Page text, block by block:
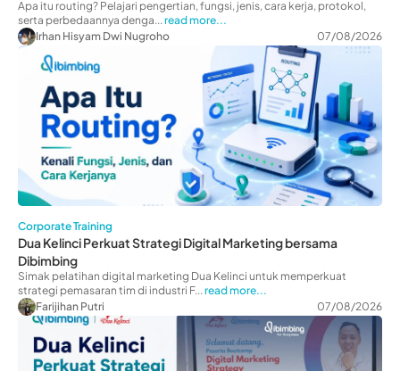
Apa itu routing? Pelajari pengertian, fungsi, jenis, cara kerja, protokol,
serta perbedaannya denga... read more...
Irhan Hisyam Dwi Nugroho
07/08/2026
Corporate Training
Dua Kelinci Perkuat Strategi Digital Marketing bersama
Dibimbing
Simak pelatihan digital marketing Dua Kelinci untuk memperkuat
strategi pemasaran tim di industri F... read more...
Farijihan Putri
07/08/2026